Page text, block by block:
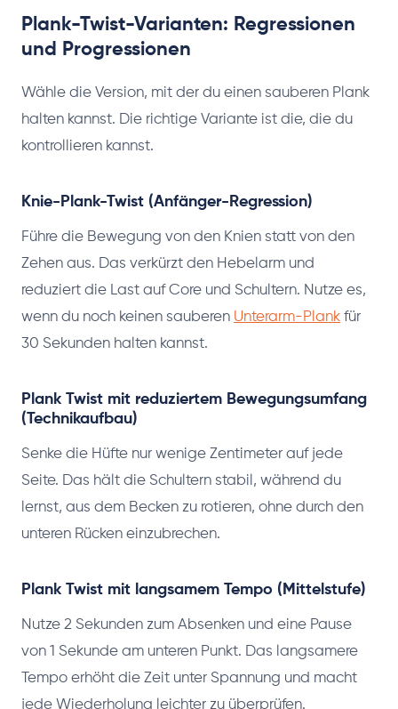
Plank-Twist-Varianten: Regressionen
und Progressionen
Wähle die Version, mit der du einen sauberen Plank
halten kannst. Die richtige Variante ist die, die du
kontrollieren kannst.
Knie-Plank-Twist (Anfänger-Regression)
Führe die Bewegung von den Knien statt von den
Zehen aus. Das verkürzt den Hebelarm und
reduziert die Last auf Core und Schultern. Nutze es,
wenn du noch keinen sauberen Unterarm-Plank für
30 Sekunden halten kannst.
Plank Twist mit reduziertem Bewegungsumfang
(Technikaufbau)
Senke die Hüfte nur wenige Zentimeter auf jede
Seite. Das hält die Schultern stabil, während du
lernst, aus dem Becken zu rotieren, ohne durch den
unteren Rücken einzubrechen.
Plank Twist mit langsamem Tempo (Mittelstufe)
Nutze 2 Sekunden zum Absenken und eine Pause
von 1 Sekunde am unteren Punkt. Das langsamere
Tempo erhöht die Zeit unter Spannung und macht
jede Wiederholung leichter zu überprüfen.